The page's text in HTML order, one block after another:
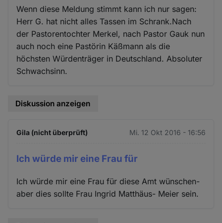
Wenn diese Meldung stimmt kann ich nur sagen:
Herr G. hat nicht alles Tassen im Schrank.Nach
der Pastorentochter Merkel, nach Pastor Gauk nun
auch noch eine Pastörin Käßmann als die
höchsten Würdenträger in Deutschland. Absoluter
Schwachsinn.
Diskussion anzeigen
Gila (nicht überprüft) Mi. 12 Okt 2016 - 16:56
Ich würde mir eine Frau für
Ich würde mir eine Frau für diese Amt wünschen-
aber dies sollte Frau Ingrid Matthäus- Meier sein.